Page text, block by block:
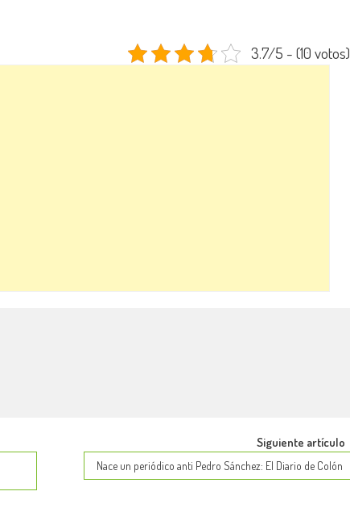
3.7/5 - (10 votos)
Siguiente artículo
Nace un periódico anti Pedro Sánchez: El Diario de Colón